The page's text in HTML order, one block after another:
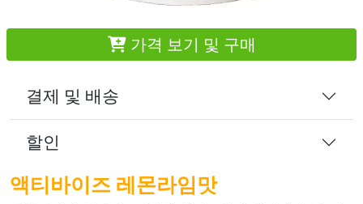
가격 보기 및 구매
결제 및 배송
할인
액티바이즈 레몬라임맛